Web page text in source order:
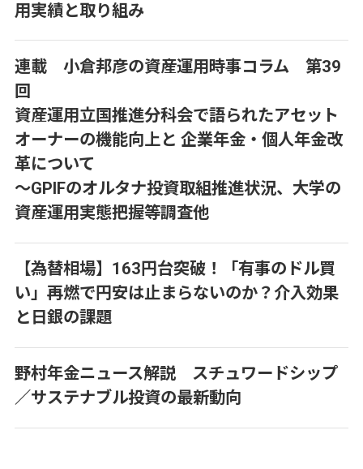
用実績と取り組み
連載 小倉邦彦の資産運用時事コラム 第39
回
資産運用立国推進分科会で語られたアセット
オーナーの機能向上と 企業年金・個人年金改
革について
～GPIFのオルタナ投資取組推進状況、大学の
資産運用実態把握等調査他
【為替相場】163円台突破！「有事のドル買
い」再燃で円安は止まらないのか？介入効果
と日銀の課題
野村年金ニュース解説 スチュワードシップ
／サステナブル投資の最新動向